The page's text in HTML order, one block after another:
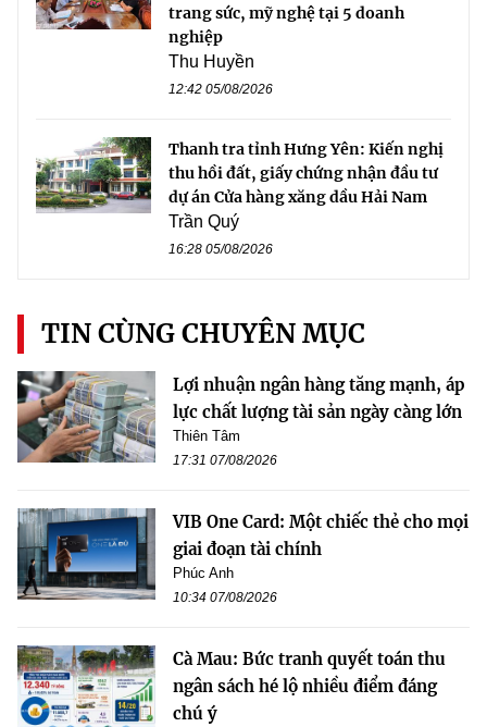
trang sức, mỹ nghệ tại 5 doanh
nghiệp
Thu Huyền
12:42 05/08/2026
Thanh tra tỉnh Hưng Yên: Kiến nghị
thu hồi đất, giấy chứng nhận đầu tư
dự án Cửa hàng xăng dầu Hải Nam
Trần Quý
16:28 05/08/2026
TIN CÙNG CHUYÊN MỤC
Lợi nhuận ngân hàng tăng mạnh, áp
lực chất lượng tài sản ngày càng lớn
Thiên Tâm
17:31 07/08/2026
VIB One Card: Một chiếc thẻ cho mọi
giai đoạn tài chính
Phúc Anh
10:34 07/08/2026
Cà Mau: Bức tranh quyết toán thu
ngân sách hé lộ nhiều điểm đáng
chú ý